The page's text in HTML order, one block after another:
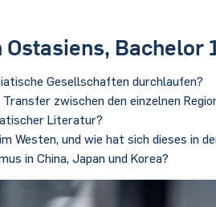
Bachelor
Gesellschaften durchlaufen?
zwischen den einzelnen
Literatur?
Westen, und wie hat sich dieses in
in China, Japan und Korea?